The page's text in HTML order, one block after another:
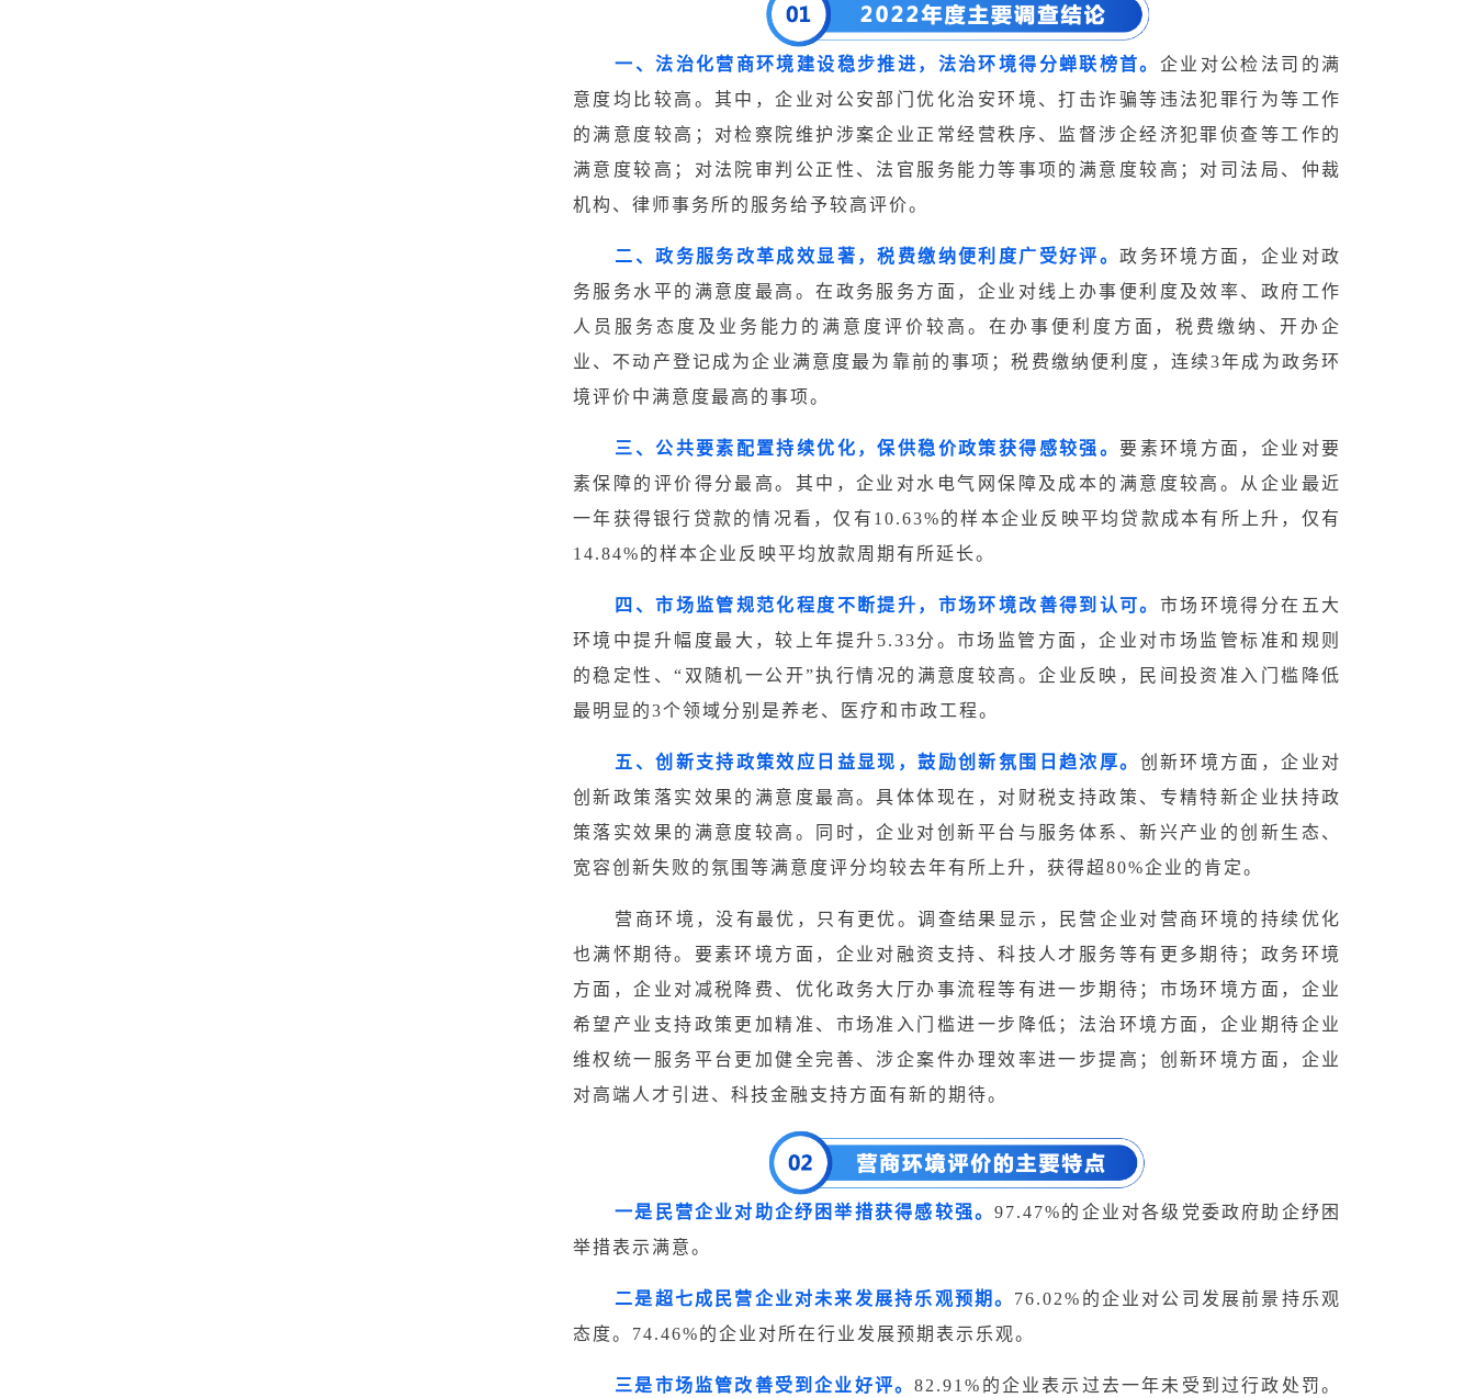
一、法治化营商环境建设稳步推进，法治环境得分蝉联榜首。 企业对公检法司的满
意度均比较高。其中，企业对公安部门优化治安环境、打击诈骗等违法犯罪行为等工作
的满意度较高；对检察院维护涉案企业正常经营秩序、监督涉企经济犯罪侦查等工作的
满意度较高；对法院审判公正性、法官服务能力等事项的满意度较高；对司法局、仲裁
机构、律师事务所的服务给予较高评价。
二、政务服务改革成效显著，税费缴纳便利度广受好评。政务环境方面，企业对政
务服务水平的满意度最高。在政务服务方面，企业对线上办事便利度及效率、政府工作
人员服务态度及业务能力的满意度评价较高。在办事便利度方面，税费缴纳、开办企
业、不动产登记成为企业满意度最为靠前的事项；税费缴纳便利度，连续3年成为政务环
境评价中满意度最高的事项。
三、公共要素配置持续优化，保供稳价政策获得感较强。要素环境方面，企业对要
素保障的评价得分最高。其中，企业对水电气网保障及成本的满意度较高。从企业最近
一年获得银行贷款的情况看，仅有10.63%的样本企业反映平均贷款成本有所上升，仅有
14.84%的样本企业反映平均放款周期有所延长。
四、市场监管规范化程度不断提升，市场环境改善得到认可。 市场环境得分在五大
环境中提升幅度最大，较上年提升5.33分。市场监管方面，企业对市场监管标准和规则
的稳定性、“双随机一公开”执行情况的满意度较高。企业反映，民间投资准入门槛降低
最明显的3个领域分别是养老、医疗和市政工程。
五、创新支持政策效应日益显现，鼓励创新氛围日趋浓厚。 创新环境方面，企业对
创新政策落实效果的满意度最高。具体体现在，对财税支持政策、专精特新企业扶持政
策落实效果的满意度较高。同时，企业对创新平台与服务体系、新兴产业的创新生态、
宽容创新失败的氛围等满意度评分均较去年有所上升，获得超80%企业的肯定。
营商环境，没有最优，只有更优。调查结果显示，民营企业对营商环境的持续优化
也满怀期待。要素环境方面，企业对融资支持、科技人才服务等有更多期待；政务环境
方面，企业对减税降费、优化政务大厅办事流程等有进一步期待；市场环境方面，企业
希望产业支持政策更加精准、市场准入门槛进一步降低；法治环境方面，企业期待企业
维权统一服务平台更加健全完善、涉企案件办理效率进一步提高；创新环境方面，企业
对高端人才引进、科技金融支持方面有新的期待。
一是民营企业对助企纾困举措获得感较强。97.47%的企业对各级党委政府助企纾困
举措表示满意。
二是超七成民营企业对未来发展持乐观预期。 76.02% 的企业对公司发展前景持乐观
态度。74.46%的企业对所在行业发展预期表示乐观。
三是市场监管改善受到企业好评。82.91% 的企业表示过去一年未受到过行政处罚。